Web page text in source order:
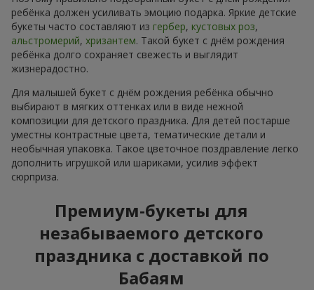
ребёнка должен усиливать эмоцию подарка. Яркие детские
букеты часто составляют из гербер, кустовых роз,
альстромерий, хризантем. Такой букет с днём рождения
ребёнка долго сохраняет свежесть и выглядит
жизнерадостно.
Для малышей букет с днём рождения ребёнка обычно
выбирают в мягких оттенках или в виде нежной
композиции для детского праздника. Для детей постарше
уместны контрастные цвета, тематические детали и
необычная упаковка. Такое цветочное поздравление легко
дополнить игрушкой или шариками, усилив эффект
сюрприза.
Премиум-букеты для
незабываемого детского
праздника с доставкой по
Бабаям